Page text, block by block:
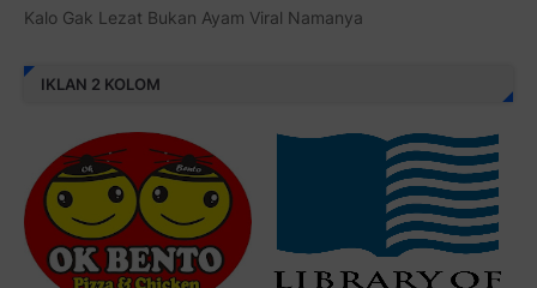
Kalo Gak Lezat Bukan Ayam Viral Namanya
IKLAN 2 KOLOM